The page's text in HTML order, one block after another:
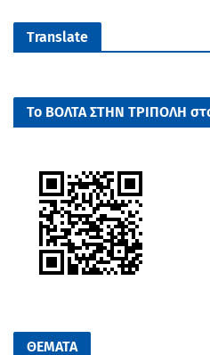
Translate
Το ΒΟΛΤΑ ΣΤΗΝ ΤΡΙΠΟΛΗ στο
ΘΕΜΑΤΑ